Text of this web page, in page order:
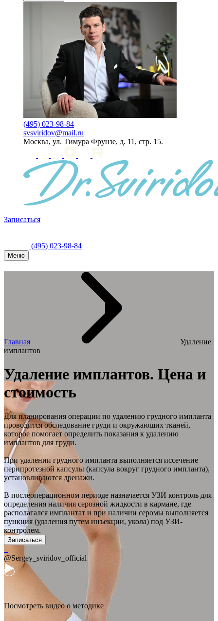
(495) 023-98-84
svsviridov@mail.ru
Москва, ул. Тимура Фрунзе, д. 11, стр. 15.
Записаться
(495) 023-98-84
Меню
Главная
Удаление
имплантов
Удаление имплантов. Цена и
стоимость
Для планирования операции по удалению грудного импланта
проводится обследование груди и окружающих тканей,
которое помогает определить показания к удалению
имплантов для груди.
При удалении грудного импланта выполняется иссечение
перипротезной капсулы (капсула вокруг грудного импланта),
установливаются дренажи.
В послеоперационном периоде назначается УЗИ контроль для
определения наличия серозной жидкости в кармане, где
располагался имплантат и при наличии серомы выполняется
пункция (удаления путем инъекции, укола) под УЗИ-
контролем.
Записаться
@Sergey_sviridov_official
Посмотреть видео о методике